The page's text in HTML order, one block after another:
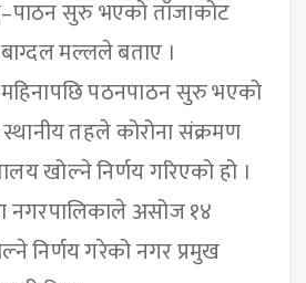
सुरु भएको ताँजाकोट
मल्लले बताए ।
महिनापछि पठनपाठन सुरु भएको
तहले कोरोना संक्रमण
खोल्ने निर्णय गरिएको हो ।
नगरपालिकाले असोज १४
निर्णय गरेको नगर प्रमुख